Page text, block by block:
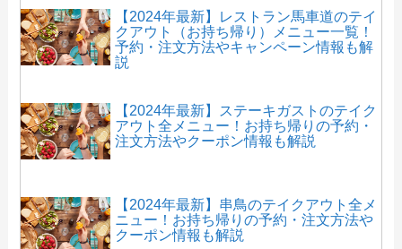
【2024年最新】レストラン馬車道のテイ
クアウト（お持ち帰り）メニュー一覧！
予約・注文方法やキャンペーン情報も解
説
【2024年最新】ステーキガストのテイク
アウト全メニュー！お持ち帰りの予約・
注文方法やクーポン情報も解説
【2024年最新】串鳥のテイクアウト全メ
ニュー！お持ち帰りの予約・注文方法や
クーポン情報も解説